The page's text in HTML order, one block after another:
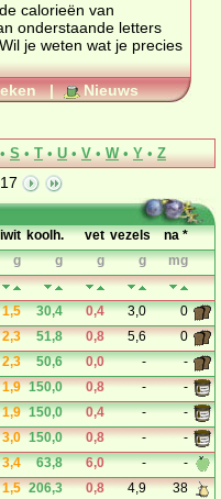
calorieën van
onderstaande letters
. Wil je weten wat je precies
|
Nieuws
S • T • U • V • W • Y • Z
17
koolh. vet vezels
na *
g g g g mg
1,5 30,4 0,4 3,0
0
2,3 51,8 0,8 5,6
0
2,3 50,6 0,0 -
-
1,9 150,0 0,8 -
-
1,9 150,0 0,4 -
-
3,0 150,0 0,8 -
-
3,4 63,8 6,0 -
-
1,5 206,3 0,8 4,9
38